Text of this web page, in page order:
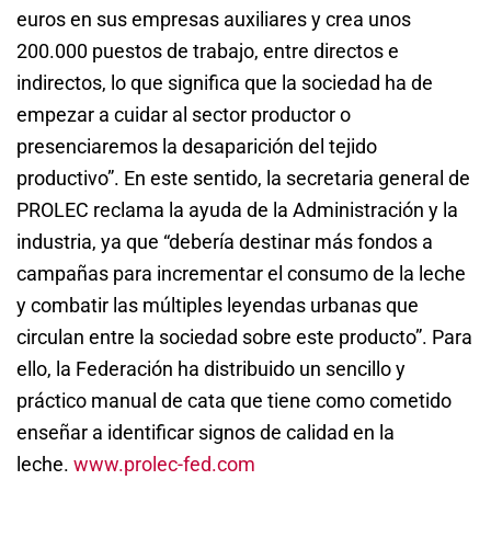
euros en sus empresas auxiliares y crea unos
200.000 puestos de trabajo, entre directos e
indirectos, lo que significa que la sociedad ha de
empezar a cuidar al sector productor o
presenciaremos la desaparición del tejido
productivo”. En este sentido, la secretaria general de
PROLEC reclama la ayuda de la Administración y la
industria, ya que “debería destinar más fondos a
campañas para incrementar el consumo de la leche
y combatir las múltiples leyendas urbanas que
circulan entre la sociedad sobre este producto”. Para
ello, la Federación ha distribuido un sencillo y
práctico manual de cata que tiene como cometido
enseñar a identificar signos de calidad en la
leche. www.prolec-fed.com